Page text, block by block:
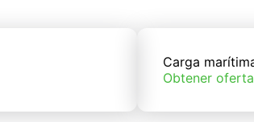
Carga
Obtener